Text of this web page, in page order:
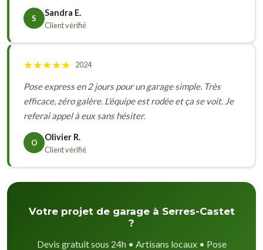
S
Sandra E.
Client vérifié
★★★★★ 2024
Pose express en 2 jours pour un garage simple. Très
efficace, zéro galère. L'équipe est rodée et ça se voit. Je
referai appel à eux sans hésiter.
O
Olivier R.
Client vérifié
Votre projet de garage à Serres-Castet
?
Devis gratuit sous 24h • Artisans locaux • Pose